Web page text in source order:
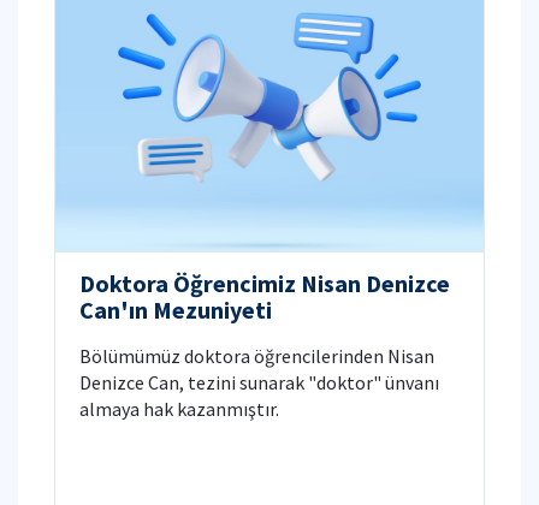
Doktora Öğrencimiz Nisan Denizce
Can'ın Mezuniyeti
Bölümümüz doktora öğrencilerinden Nisan
Denizce Can, tezini sunarak "doktor" ünvanı
almaya hak kazanmıştır.